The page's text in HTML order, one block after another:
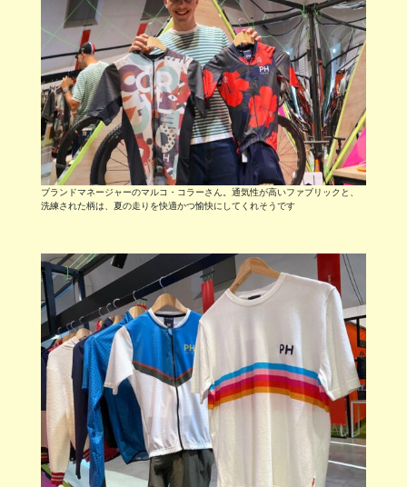
ブランドマネージャーのマルコ・コラーさん。通気性が高いファブリックと、
洗練された柄は、夏の走りを快適かつ愉快にしてくれそうです